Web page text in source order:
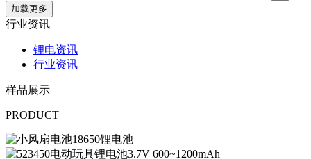
加载更多
行业资讯
锂电资讯
行业资讯
样品展示
PRODUCT